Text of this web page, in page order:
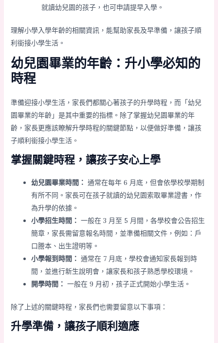
就讀幼兒園的孩子，也可申請提早入學。
理解小學入學年齡的相關資訊，能幫助家長及早準備，讓孩子順
利銜接小學生活。
幼兒園畢業的年齡：升小學必知的
時程
準備迎接小學生活，家長們都關心著孩子的升學時程，而「幼兒
園畢業的年齡」是其中重要的指標。除了掌握幼兒園畢業的年
齡，家長更應該瞭解升學時程的關鍵節點，以便做好準備，讓孩
子順利銜接小學生活。
掌握關鍵時程，讓孩子安心上學
幼兒園畢業時間： 通常在每年 6 月底，但會依學校學期制
有所不同。家長可在孩子就讀的幼兒園索取畢業證書，作
為升學的依據。
小學招生時間： 一般在 3 月至 5 月間，各學校會公告招生
簡章，家長需留意報名時間，並準備相關文件，例如：戶
口謄本、出生證明等。
小學報到時間： 通常在 7 月底，學校會通知家長報到時
間，並進行新生說明會，讓家長和孩子熟悉學校環境。
開學時間： 一般在 9 月初，孩子正式開始小學生活。
除了上述的關鍵時程，家長們也需要留意以下事項：
升學準備，讓孩子順利適應